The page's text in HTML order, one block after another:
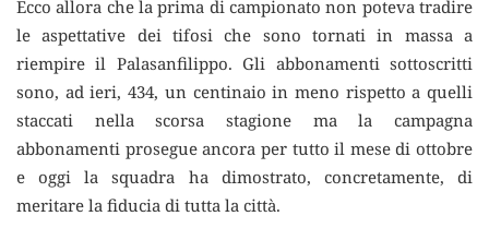
Ecco allora che la prima di campionato non poteva tradire
le aspettative dei tifosi che sono tornati in massa a
riempire il Palasanfilippo. Gli abbonamenti sottoscritti
sono, ad ieri, 434, un centinaio in meno rispetto a quelli
staccati nella scorsa stagione ma la campagna
abbonamenti prosegue ancora per tutto il mese di ottobre
e oggi la squadra ha dimostrato, concretamente, di
meritare la fiducia di tutta la città.